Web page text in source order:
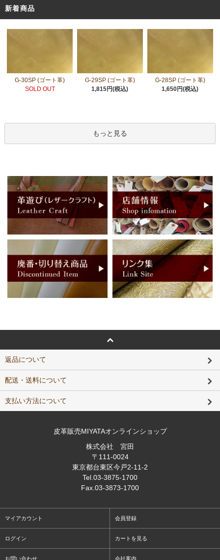
新着商品
G-30SP (ゴート革)
SOLD OUT
G-29SP (ゴート革)
1,815円(税込)
G-28SP (ゴート革)
1,650円(税込)
もっと見る
返品について
配送・送料について
支払い方法について
皮革販売MIYATAオンラインショップ
株式会社 宮田
〒111-0024
東京都台東区今戸2-11-2
Tel .03-3875-1700
Fax .03-3873-1700
マイアカウント 会員登録
ログイン カートを見る
お問い合わせ 会社案内